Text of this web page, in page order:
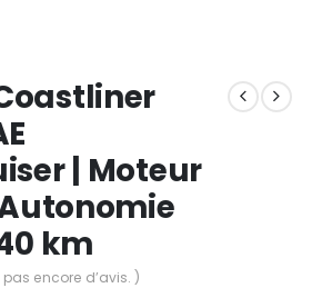
| Moteur
km
pas encore d’avis. )